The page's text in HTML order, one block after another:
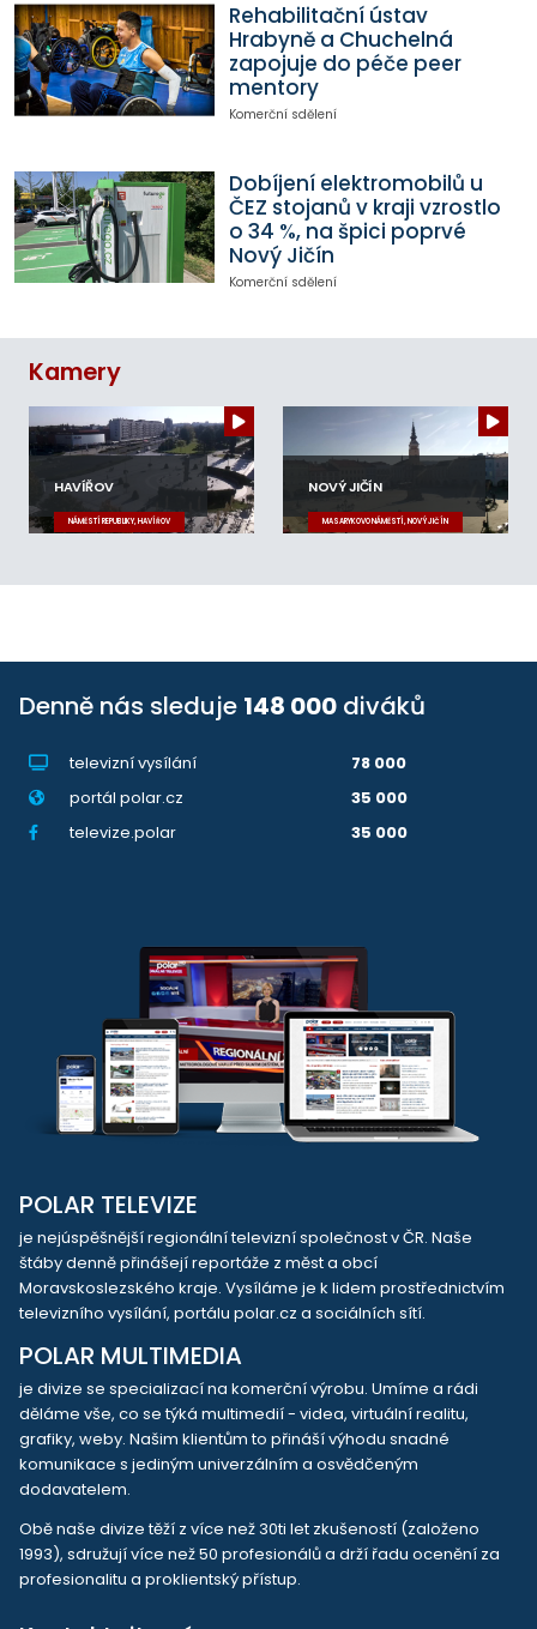
Rehabilitační ústav
Hrabyně a Chuchelná
zapojuje do péče peer
mentory
Komerční sdělení
Dobíjení elektromobilů u
ČEZ stojanů v kraji vzrostlo
o 34 %, na špici poprvé
Nový Jičín
Komerční sdělení
Kamery
HAVÍŘOV
NÁMĚSTÍ REPUBLIKY, HAVÍŘOV
NOVÝ JIČÍN
MASARYKOVO NÁMĚSTÍ, NOVÝ JIČÍN
Denně nás sleduje 148 000 diváků
televizní vysílání
78 000
portál polar.cz
35 000
televize.polar
35 000
POLAR TELEVIZE
je nejúspěšnější regionální televizní společnost v ČR. Naše
štáby denně přinášejí reportáže z měst a obcí
Moravskoslezského kraje. Vysíláme je k lidem prostřednictvím
televizního vysílání, portálu polar.cz a sociálních sítí.
POLAR MULTIMEDIA
je divize se specializací na komerční výrobu. Umíme a rádi
děláme vše, co se týká multimedií - videa, virtuální realitu,
grafiky, weby. Našim klientům to přináší výhodu snadné
komunikace s jediným univerzálním a osvědčeným
dodavatelem.
Obě naše divize těží z více než 30ti let zkušeností (založeno
1993), sdružují více než 50 profesionálů a drží řadu ocenění za
profesionalitu a proklientský přístup.